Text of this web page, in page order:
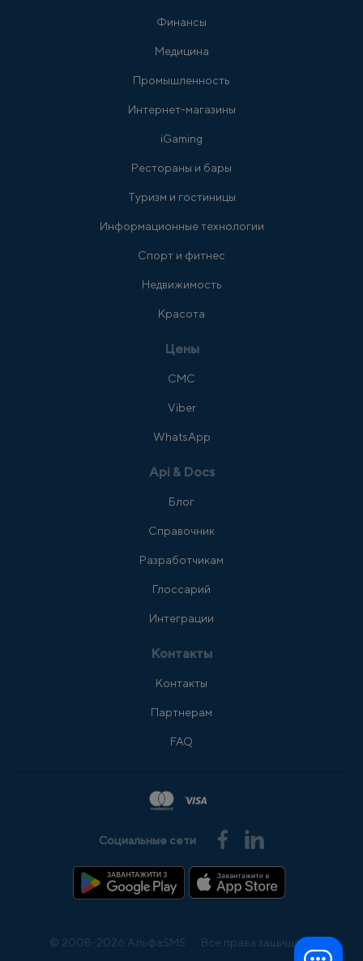
Финансы
Медицина
Промышленность
Интернет-магазины
iGaming
Рестораны и бары
Туризм и гостиницы
Информационные технологии
Спорт и фитнес
Недвижимость
Красота
Цены
СМС
Viber
WhatsApp
Api & Docs
Блог
Справочник
Разработчикам
Глоссарий
Интеграции
Контакты
Контакты
Партнерам
FAQ
Социальные сети
© 2008-2026 АльфаSMS Все права защищены